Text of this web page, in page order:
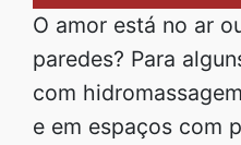
O amor está no ar
paredes? Para
com
e em espaços com